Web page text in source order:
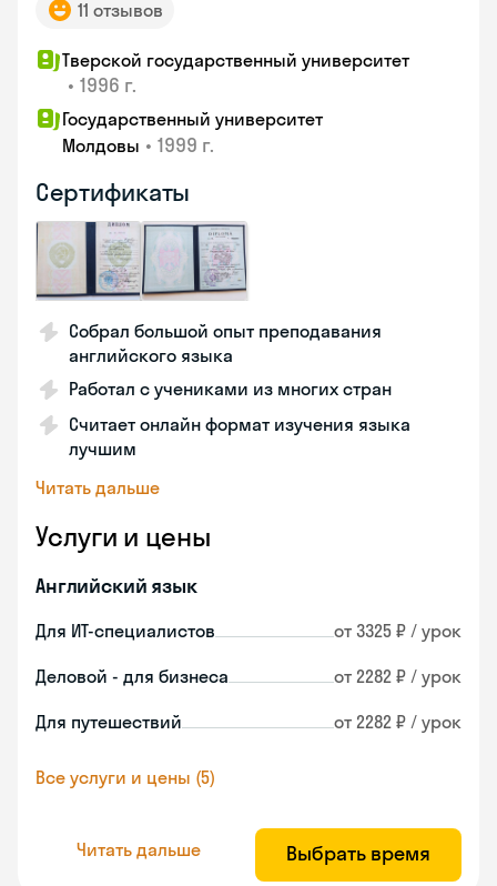
11 отзывов
Тверской государственный университет
• 1996 г.
Государственный университет
Молдовы • 1999 г.
Сертификаты
Собрал большой опыт преподавания
английского языка
Работал с учениками из многих стран
Считает онлайн формат изучения языка
лучшим
Читать дальше
Услуги и цены
Английский язык
Для ИТ-специалистов от 3325 ₽ / урок
Деловой - для бизнеса от 2282 ₽ / урок
Для путешествий от 2282 ₽ / урок
Все услуги и цены (5)
Читать дальше Выбрать время